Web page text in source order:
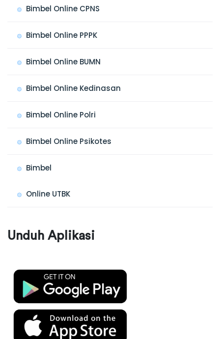
Bimbel Online CPNS
Bimbel Online PPPK
Bimbel Online BUMN
Bimbel Online Kedinasan
Bimbel Online Polri
Bimbel Online Psikotes
Bimbel
Online UTBK
Unduh Aplikasi